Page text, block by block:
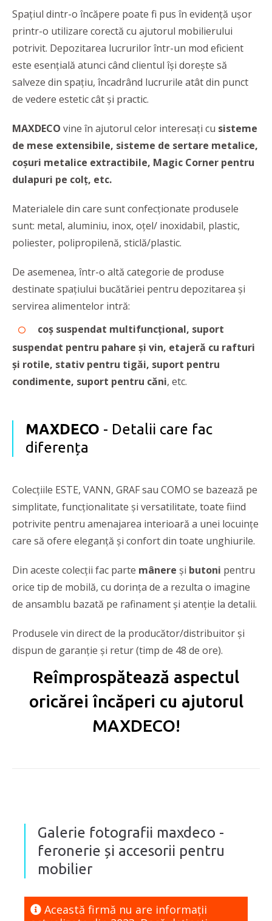
Spațiul dintr-o încăpere poate fi pus în evidență ușor
printr-o utilizare corectă cu ajutorul mobilierului
potrivit. Depozitarea lucrurilor într-un mod eficient
este esențială atunci când clientul își dorește să
salveze din spațiu, încadrând lucrurile atât din punct
de vedere estetic cât și practic.
MAXDECO vine în ajutorul celor interesați cu sisteme
de mese extensibile, sisteme de sertare metalice,
coșuri metalice extractibile, Magic Corner pentru
dulapuri pe colț, etc.
Materialele din care sunt confecţionate produsele
sunt: metal, aluminiu, inox, oţel/ inoxidabil, plastic,
poliester, polipropilenă, sticlă/plastic.
De asemenea, într-o altă categorie de produse
destinate spațiului bucătăriei pentru depozitarea și
servirea alimentelor intră:
coș suspendat multifuncțional, suport
suspendat pentru pahare și vin, etajeră cu rafturi
și rotile, stativ pentru tigăi, suport pentru
condimente, suport pentru căni, etc.
MAXDECO - Detalii care fac
diferența
Colecțiile ESTE, VANN, GRAF sau COMO se bazează pe
simplitate, funcționalitate și versatilitate, toate fiind
potrivite pentru amenajarea interioară a unei locuințe
care să ofere eleganță și confort din toate unghiurile.
Din aceste colecții fac parte mânere și butoni pentru
orice tip de mobilă, cu dorința de a rezulta o imagine
de ansamblu bazată pe rafinament și atenție la detalii.
Produsele vin direct de la producător/distribuitor și
dispun de garanție și retur (timp de 48 de ore).
Reîmprospătează aspectul
oricărei încăperi cu ajutorul
MAXDECO!
Galerie fotografii maxdeco -
feronerie și accesorii pentru
mobilier
Această firmă nu are informaţii